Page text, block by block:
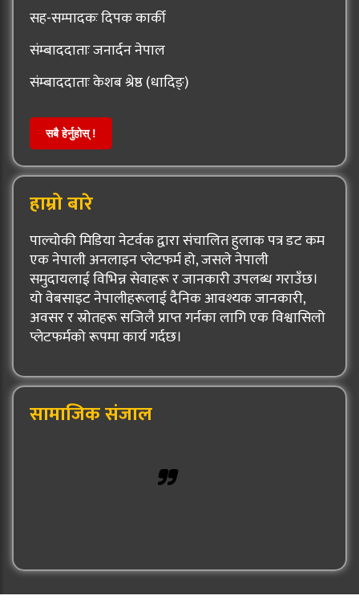
सह-सम्पादकः दिपक कार्की
संम्बाददाताः जनार्दन नेपाल
संम्बाददाताः केशब श्रेष्ठ (धादिङ्)
सबै हेर्नुहोस् !
हाम्रो बारे
पाल्चोकी मिडिया नेटर्वक द्वारा संचालित हुलाक पत्र डट कम
एक नेपाली अनलाइन प्लेटफर्म हो, जसले नेपाली
समुदायलाई विभिन्न सेवाहरू र जानकारी उपलब्ध गराउँछ।
यो वेबसाइट नेपालीहरूलाई दैनिक आवश्यक जानकारी,
अवसर र स्रोतहरू सजिलै प्राप्त गर्नका लागि एक विश्वासिलो
प्लेटफर्मको रूपमा कार्य गर्दछ।
सामाजिक संजाल